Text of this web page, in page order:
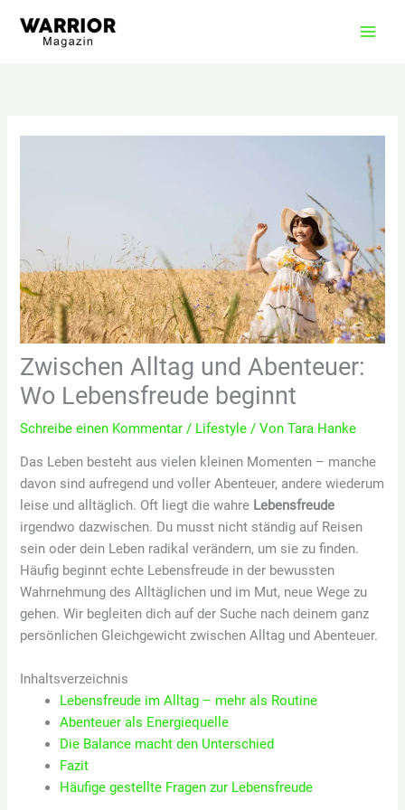
Inhalt
Zwischen Alltag und Abenteuer:
Wo Lebensfreude beginnt
Schreibe einen Kommentar / Lifestyle / VonTara Hanke
Das Leben besteht aus vielen kleinen Momenten – manche
davon sind aufregend und voller Abenteuer, andere wiederum
leise und alltäglich. Oft liegt die wahre Lebensfreude
irgendwo dazwischen. Du musst nicht ständig auf Reisen
sein oder dein Leben radikal verändern, um sie zu finden.
Häufig beginnt echte Lebensfreude in der bewussten
Wahrnehmung des Alltäglichen und im Mut, neue Wege zu
gehen. Wir begleiten dich auf der Suche nach deinem ganz
persönlichen Gleichgewicht zwischen Alltag und Abenteuer.
Inhaltsverzeichnis
Lebensfreude im Alltag – mehr als Routine
Abenteuer als Energiequelle
Die Balance macht den Unterschied
Fazit
Häufige gestellte Fragen zur Lebensfreude